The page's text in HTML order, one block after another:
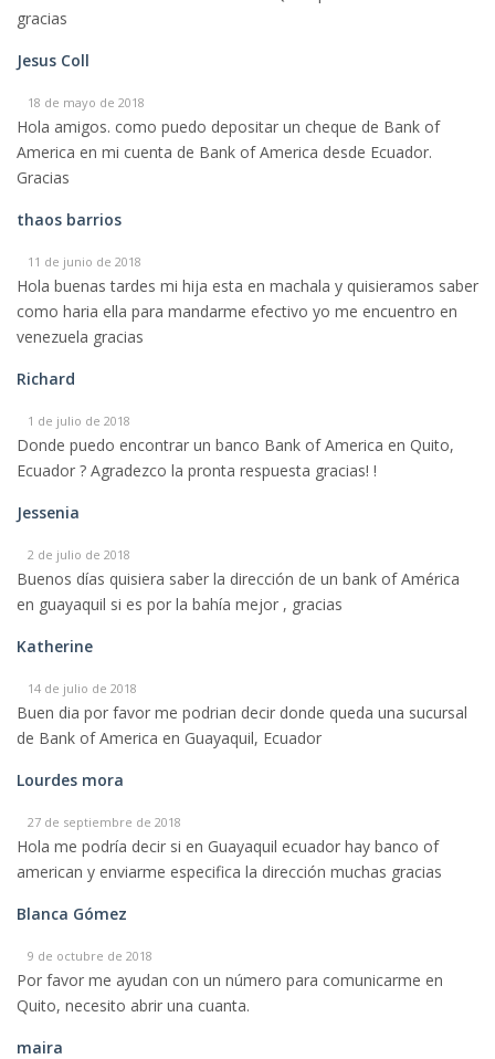
gracias
Jesus Coll
18 de mayo de 2018
Hola amigos. como puedo depositar un cheque de Bank of
America en mi cuenta de Bank of America desde Ecuador.
Gracias
thaos barrios
11 de junio de 2018
Hola buenas tardes mi hija esta en machala y quisieramos saber
como haria ella para mandarme efectivo yo me encuentro en
venezuela gracias
Richard
1 de julio de 2018
Donde puedo encontrar un banco Bank of America en Quito,
Ecuador ? Agradezco la pronta respuesta gracias! !
Jessenia
2 de julio de 2018
Buenos días quisiera saber la dirección de un bank of América
en guayaquil si es por la bahía mejor , gracias
Katherine
14 de julio de 2018
Buen dia por favor me podrian decir donde queda una sucursal
de Bank of America en Guayaquil, Ecuador
Lourdes mora
27 de septiembre de 2018
Hola me podría decir si en Guayaquil ecuador hay banco of
american y enviarme especifica la dirección muchas gracias
Blanca Gómez
9 de octubre de 2018
Por favor me ayudan con un número para comunicarme en
Quito, necesito abrir una cuanta.
maira